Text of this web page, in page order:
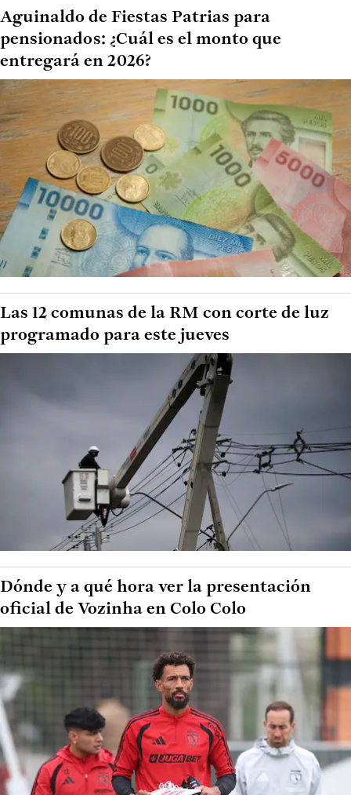
Aguinaldo de Fiestas Patrias para
pensionados: ¿Cuál es el monto que
entregará en 2026?
Las 12 comunas de la RM con corte de luz
programado para este jueves
Dónde y a qué hora ver la presentación
oficial de Vozinha en Colo Colo